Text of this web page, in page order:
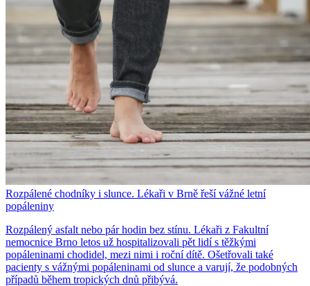
Rozpálené chodníky i slunce. Lékaři v Brně řeší vážné letní
popáleniny
Rozpálený asfalt nebo pár hodin bez stínu. Lékaři z Fakultní
nemocnice Brno letos už hospitalizovali pět lidí s těžkými
popáleninami chodidel, mezi nimi i roční dítě. Ošetřovali také
pacienty s vážnými popáleninami od slunce a varují, že podobných
případů během tropických dnů přibývá.